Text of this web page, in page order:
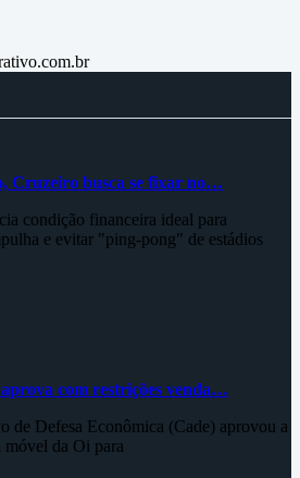
Cruzeiro busca se fixar no…
condição financeira ideal para
e evitar "ping-pong" de estádios
com restrições venda…
de Defesa Econômica (Cade) aprovou a
móvel da Oi para